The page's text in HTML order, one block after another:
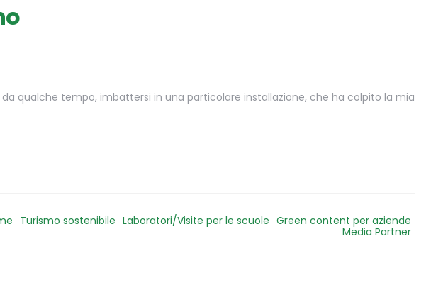
qualche tempo, imbattersi in una particolare installazione, che ha colpito la mia
Turismo sostenibile Laboratori/Visite per le scuole Green content per aziende
Media Partner